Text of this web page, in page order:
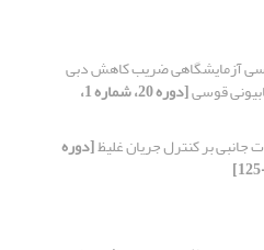
آزمایشگاهی ضریب کاهش دبی
قوسی [دوره 20، شماره 1،
جانبی بر کنترل جریان غلیظ[دوره